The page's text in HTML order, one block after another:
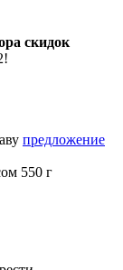
скидок
предложение
550 г